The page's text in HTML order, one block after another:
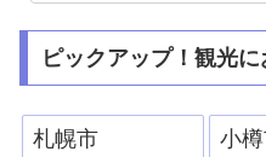
ピックアップ！観光
札幌市 小樽